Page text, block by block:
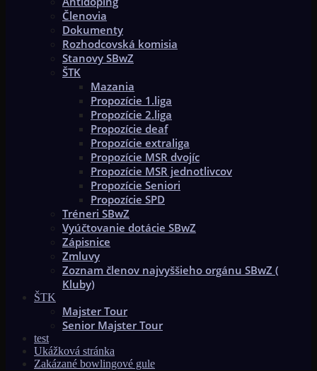
Členovia
Dokumenty
Rozhodcovská komisia
Stanovy SBwZ
ŠTK
Mazania
Propozície 1.liga
Propozície 2.liga
Propozície deaf
Propozície extraliga
Propozície MSR dvojíc
Propozície MSR jednotlivcov
Propozície Seniori
Propozície SPD
Tréneri SBwZ
Vyúčtovanie dotácie SBwZ
Zápisnice
Zmluvy
Zoznam členov najvyššieho orgánu SBwZ (
Kluby)
ŠTK
Majster Tour
Senior Majster Tour
test
Ukážková stránka
Zakázané bowlingové gule